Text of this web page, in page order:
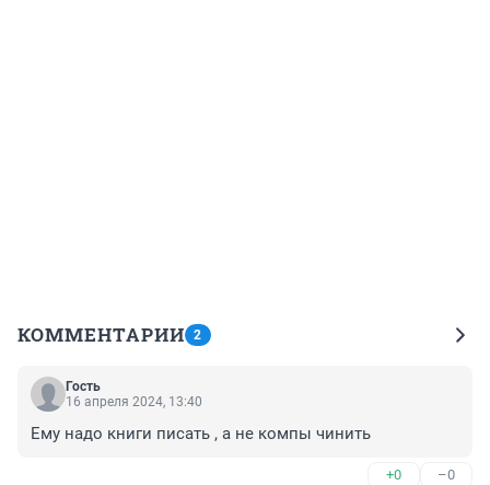
КОММЕНТАРИИ 2
Гость
16 апреля 2024, 13:40
Ему надо книги писать , а не компы чинить
+0 –0